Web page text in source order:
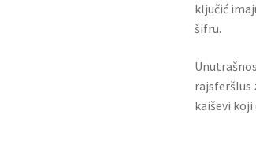
ključić
šifru.
rajsferšlus
kaiševi